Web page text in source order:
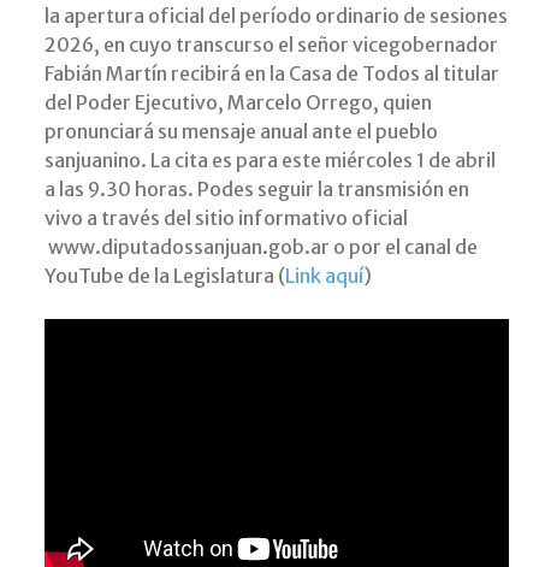
la apertura oficial del período ordinario de sesiones
2026, en cuyo transcurso el señor vicegobernador
Fabián Martín recibirá en la Casa de Todos al titular
del Poder Ejecutivo, Marcelo Orrego, quien
pronunciará su mensaje anual ante el pueblo
sanjuanino. La cita es para este miércoles 1 de abril
a las 9.30 horas. Podes seguir la transmisión en
vivo a través del sitio informativo oficial
www.diputadossanjuan.gob.ar o por el canal de
YouTube de la Legislatura (Link aquí)